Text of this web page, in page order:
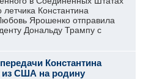
летчика Константина
Ярошенко отправила
Дональду Трампу с
Константина
США на родину